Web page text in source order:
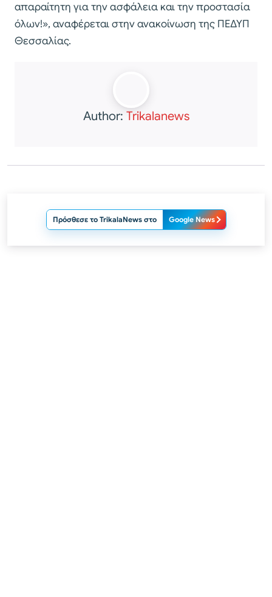
απαραίτητη για την ασφάλεια και την προστασία
όλων!», αναφέρεται στην ανακοίνωση της ΠΕΔΥΠ
Θεσσαλίας.
Author: Trikalanews
Πρόσθεσε το TrikalaNews στο Google News